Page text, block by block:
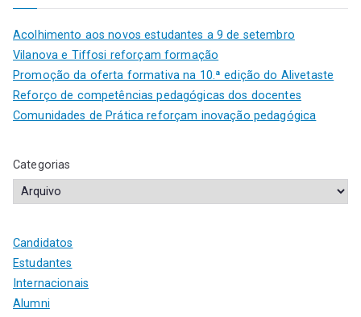
Acolhimento aos novos estudantes a 9 de setembro
Vilanova e Tiffosi reforçam formação
Promoção da oferta formativa na 10.ª edição do Alivetaste
Reforço de competências pedagógicas dos docentes
Comunidades de Prática reforçam inovação pedagógica
Categorias
Candidatos
Estudantes
Internacionais
Alumni